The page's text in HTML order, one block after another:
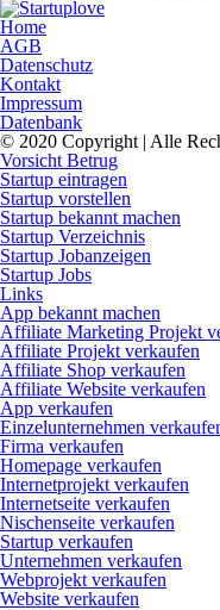
Home
AGB
Datenschutz
Kontakt
Impressum
Datenbank
© 2020 Copyright | Alle
Vorsicht Betrug
Startup eintragen
Startup vorstellen
Startup bekannt machen
Startup Verzeichnis
Startup Jobanzeigen
Startup Jobs
Links
App bekannt machen
Affiliate Marketing Projekt
Affiliate Projekt verkaufen
Affiliate Shop verkaufen
Affiliate Website verkaufen
App verkaufen
Einzelunternehmen
Firma verkaufen
Homepage verkaufen
Internetprojekt verkaufen
Internetseite verkaufen
Nischenseite verkaufen
Startup verkaufen
Unternehmen verkaufen
Webprojekt verkaufen
Website verkaufen